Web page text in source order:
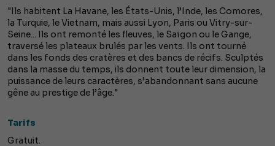
"Ils habitent La Havane, les États-Unis, l’Inde, les Comores,
la Turquie, le Vietnam, mais aussi Lyon, Paris ou Vitry-sur-
Seine... Ils ont remonté les fleuves, le Saïgon ou le Gange,
traversé les plateaux brulés par les vents. Ils ont tourné
dans les fonds des cratères et des bancs de récifs. Sculptés
dans la masse du temps, ils donnent toute leur dimension, la
puissance de leurs caractères, s’abandonnant sans aucune
gêne au prestige de l’âge."
Tarifs
Gratuit.